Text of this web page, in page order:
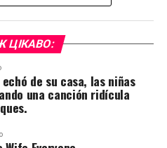
ЦІКАВО:
de su casa, las niñas
una canción ridícula